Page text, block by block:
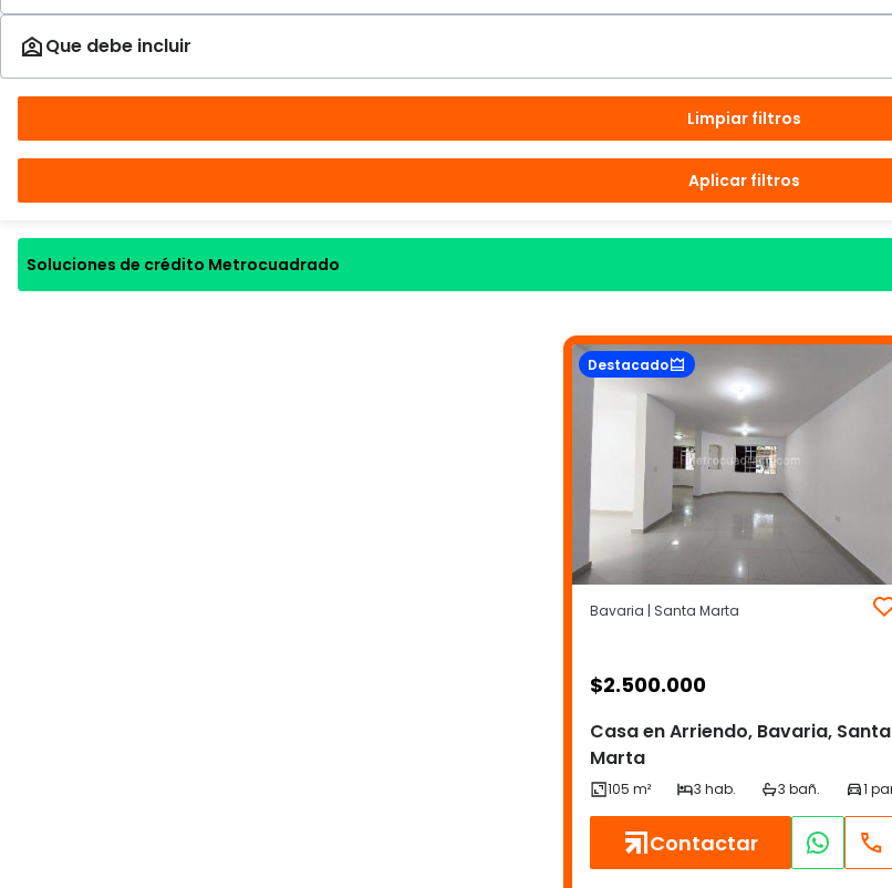
Limpiar filtros
Aplicar filtros
Soluciones de crédito Metrocuadrado
Destacado
Bavaria | Santa Marta
$2.500.000
Casa en Arriendo, Bavaria, Santa
Marta
Contactar